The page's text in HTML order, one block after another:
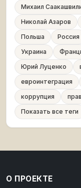
Михаил
Николай Азаров
Польша
Россия
Украина
Юрий Луценко
евроинтеграция
коррупция
Показать все теги
О ПРОЕКТЕ